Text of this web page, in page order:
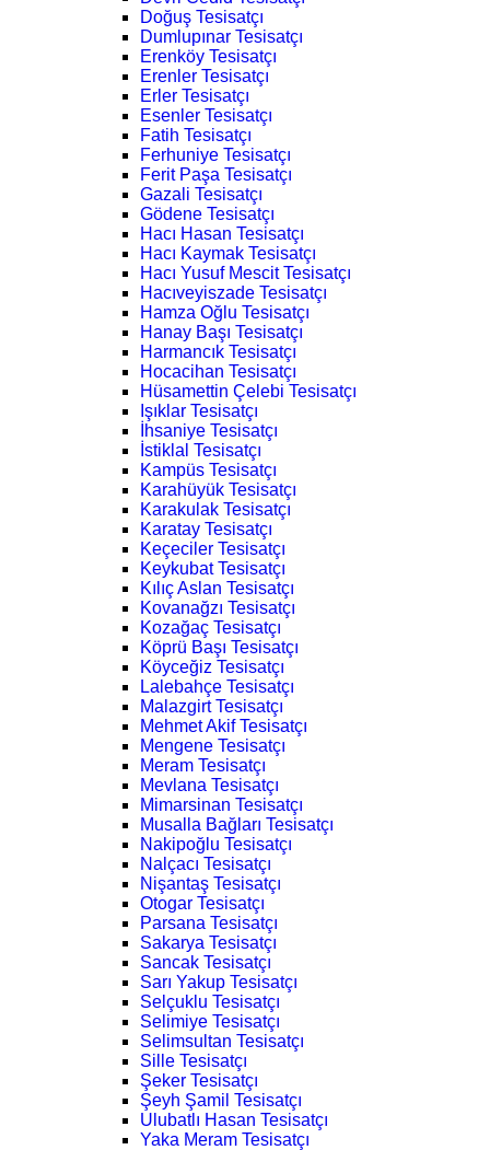
Doğuş Tesisatçı
Dumlupınar Tesisatçı
Erenköy Tesisatçı
Erenler Tesisatçı
Erler Tesisatçı
Esenler Tesisatçı
Fatih Tesisatçı
Ferhuniye Tesisatçı
Ferit Paşa Tesisatçı
Gazali Tesisatçı
Gödene Tesisatçı
Hacı Hasan Tesisatçı
Hacı Kaymak Tesisatçı
Hacı Yusuf Mescit Tesisatçı
Hacıveyiszade Tesisatçı
Hamza Oğlu Tesisatçı
Hanay Başı Tesisatçı
Harmancık Tesisatçı
Hocacihan Tesisatçı
Hüsamettin Çelebi Tesisatçı
Işıklar Tesisatçı
İhsaniye Tesisatçı
İstiklal Tesisatçı
Kampüs Tesisatçı
Karahüyük Tesisatçı
Karakulak Tesisatçı
Karatay Tesisatçı
Keçeciler Tesisatçı
Keykubat Tesisatçı
Kılıç Aslan Tesisatçı
Kovanağzı Tesisatçı
Kozağaç Tesisatçı
Köprü Başı Tesisatçı
Köyceğiz Tesisatçı
Lalebahçe Tesisatçı
Malazgirt Tesisatçı
Mehmet Akif Tesisatçı
Mengene Tesisatçı
Meram Tesisatçı
Mevlana Tesisatçı
Mimarsinan Tesisatçı
Musalla Bağları Tesisatçı
Nakipoğlu Tesisatçı
Nalçacı Tesisatçı
Nişantaş Tesisatçı
Otogar Tesisatçı
Parsana Tesisatçı
Sakarya Tesisatçı
Sancak Tesisatçı
Sarı Yakup Tesisatçı
Selçuklu Tesisatçı
Selimiye Tesisatçı
Selimsultan Tesisatçı
Sille Tesisatçı
Şeker Tesisatçı
Şeyh Şamil Tesisatçı
Ulubatlı Hasan Tesisatçı
Yaka Meram Tesisatçı